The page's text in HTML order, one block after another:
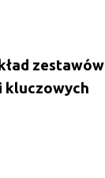
zestawów
kluczowych